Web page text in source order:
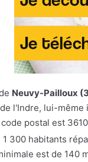
Neuvy-Pailloux
l'Indre, lui-même
postal est
300 habitants
est de 140